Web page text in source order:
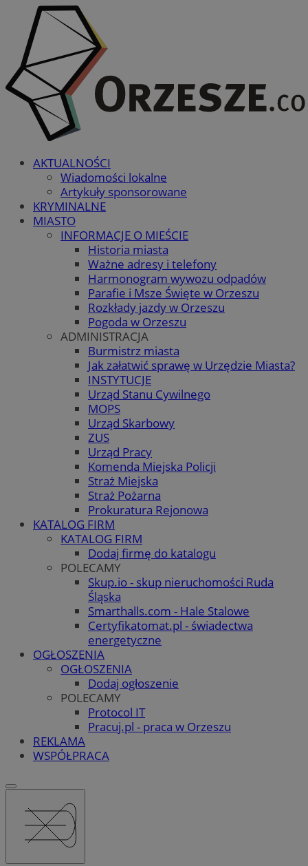
AKTUALNOŚCI
Wiadomości lokalne
Artykuły sponsorowane
KRYMINALNE
MIASTO
INFORMACJE O MIEŚCIE
Historia miasta
Ważne adresy i telefony
Harmonogram wywozu odpadów
Parafie i Msze Święte w Orzeszu
Rozkłady jazdy w Orzeszu
Pogoda w Orzeszu
ADMINISTRACJA
Burmistrz miasta
Jak załatwić sprawę w Urzędzie Miasta?
INSTYTUCJE
Urząd Stanu Cywilnego
MOPS
Urząd Skarbowy
ZUS
Urząd Pracy
Komenda Miejska Policji
Straż Miejska
Straż Pożarna
Prokuratura Rejonowa
KATALOG FIRM
KATALOG FIRM
Dodaj firmę do katalogu
POLECAMY
Skup.io - skup nieruchomości Ruda
Śląska
Smarthalls.com - Hale Stalowe
Certyfikatomat.pl - świadectwa
energetyczne
OGŁOSZENIA
OGŁOSZENIA
Dodaj ogłoszenie
POLECAMY
Protocol IT
Pracuj.pl - praca w Orzeszu
REKLAMA
WSPÓŁPRACA